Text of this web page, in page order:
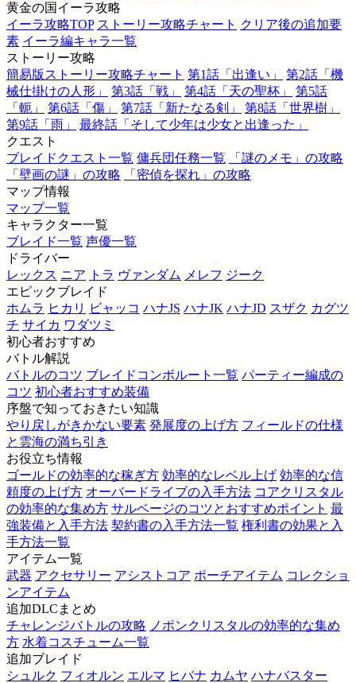
黄金の国イーラ攻略
イーラ攻略TOP ストーリー攻略チャート クリア後の追加要
素 イーラ編キャラ一覧
ストーリー攻略
簡易版ストーリー攻略チャート 第1話「出逢い」
第2話「機
械仕掛けの人形」
第3話「戦」 第4話「天の聖杯」
第5話
「軛」
第6話「傷」 第7話「新たなる剣」
第8話「世界樹」
第9話「雨」
最終話「そして少年は少女と出逢った」
クエスト
ブレイドクエスト一覧 傭兵団任務一覧
「謎のメモ」の攻略
「壁画の謎」の攻略
「密偵を探れ」の攻略
マップ情報
マップ一覧
キャラクター一覧
ブレイド一覧 声優一覧
ドライバー
レックス ニア トラ ヴァンダム メレフ ジーク
エピックブレイド
ホムラ ヒカリ ビャッコ ハナJS ハナJK ハナJD スザク カグツ
チ サイカ ワダツミ
初心者おすすめ
バトル解説
バトルのコツ ブレイドコンボルート一覧 パーティー編成の
コツ 初心者おすすめ装備
序盤で知っておきたい知識
やり戻しがきかない要素 発展度の上げ方 フィールドの仕様
と雲海の満ち引き
お役立ち情報
ゴールドの効率的な稼ぎ方 効率的なレベル上げ 効率的な信
頼度の上げ方 オーバードライブの入手方法 コアクリスタル
の効率的な集め方 サルベージのコツとおすすめポイント 最
強装備と入手方法 契約書の入手方法一覧 権利書の効果と入
手方法一覧
アイテム一覧
武器 アクセサリー アシストコア ポーチアイテム コレクショ
ンアイテム
追加DLCまとめ
チャレンジバトルの攻略 ノポンクリスタルの効率的な集め
方 水着コスチューム一覧
追加ブレイド
シュルク フィオルン エルマ ヒバナ カムヤ ハナバスター